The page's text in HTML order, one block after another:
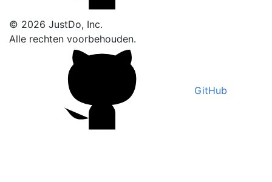
© 2026 JustDo, Inc.
Alle rechten voorbehouden.
GitHub